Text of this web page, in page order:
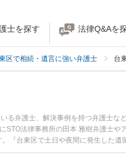
士を探す 法律Q&Aを
区で相続・遺言に強い弁護士 台
る弁護士、解決事例を持つ弁護士な
法律事務所の田本 雅樹弁護士や
『台東区で土日や夜間に発生した遺
法律相談できる台東区内の弁護士